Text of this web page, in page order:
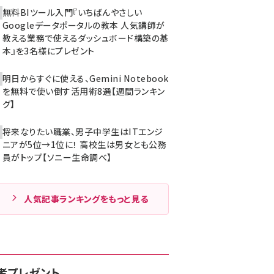
無料BIツール入門『いちばんやさしい
Googleデータポータルの教本 人気講師が
教える業務で使えるダッシュボード構築の基
本』を3名様にプレゼント
明日からすぐに使える、Gemini Notebook
を無料で使い倒す活用術8選【週間ランキン
グ】
将来なりたい職業、男子中学生はITエンジ
ニアが5位→1位に！ 高校生は男女とも公務
員がトップ【ソニー生命調べ】
人気記事ランキングをもっと見る